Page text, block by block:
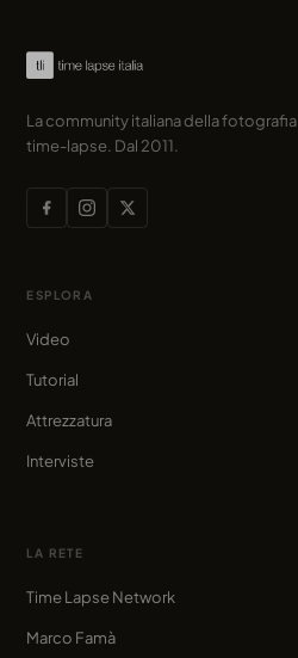
La community italiana della fotografia
time-lapse. Dal 2011.
ESPLORA
Video
Tutorial
Attrezzatura
Interviste
LA RETE
Time Lapse Network
Marco Famà